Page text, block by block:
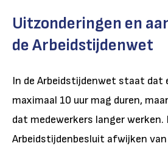
Uitzonderingen en
de Arbeidstijdenwet
In de Arbeidstijdenwet staat dat
maximaal 10 uur mag duren,
dat medewerkers langer
Arbeidstijdenbesluit afwijken